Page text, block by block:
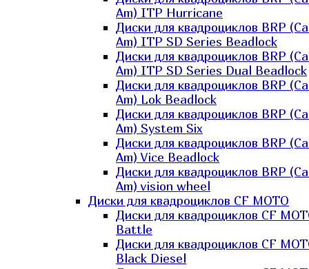
Am) ITP Hurricane
Диски для квадроциклов BRP
Am) ITP SD Series Beadlock
Диски для квадроциклов BRP
Am) ITP SD Series Dual Beadlock
Диски для квадроциклов BRP
Am) Lok Beadlock
Диски для квадроциклов BRP
Am) System Six
Диски для квадроциклов BRP
Am) Vice Beadlock
Диски для квадроциклов BRP
Am) vision wheel
Диски для квадроциклов CF MOTO
Диски для квадроциклов CF
Battle
Диски для квадроциклов CF
Black Diesel